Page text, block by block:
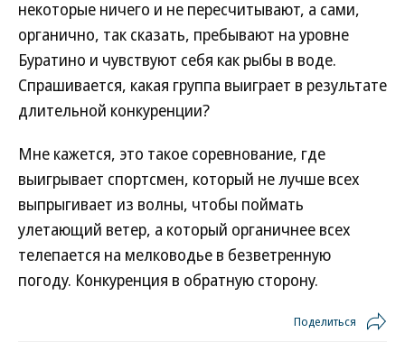
некоторые ничего и не пересчитывают, а сами,
органично, так сказать, пребывают на уровне
Буратино и чувствуют себя как рыбы в воде.
Спрашивается, какая группа выиграет в результате
длительной конкуренции?
Мне кажется, это такое соревнование, где
выигрывает спортсмен, который не лучше всех
выпрыгивает из волны, чтобы поймать
улетающий ветер, а который органичнее всех
телепается на мелководье в безветренную
погоду. Конкуренция в обратную сторону.
Поделиться